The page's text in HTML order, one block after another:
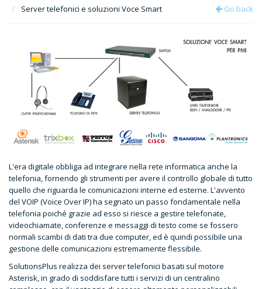
Server telefonici e soluzioni Voce Smart
Go back
L'era digitale obbliga ad integrare nella rete informatica anche la
telefonia, fornendo gli strumenti per avere il controllo globale di tutto
quello che riguarda le comunicazioni interne ed esterne. L'avvento
del VOIP (Voice Over IP) ha segnato un passo fondamentale nella
telefonia poiché grazie ad esso si riesce a gestire telefonate,
videochiamate, conferenze e messaggi di testo come se fossero
normali scambi di dati tra due computer, ed è quindi possibile una
gestione delle comunicazioni estremamente flessibile.
SolutionsPlus realizza dei server telefonici basati sul motore
Asterisk, in grado di soddisfare tutti i servizi di un centralino